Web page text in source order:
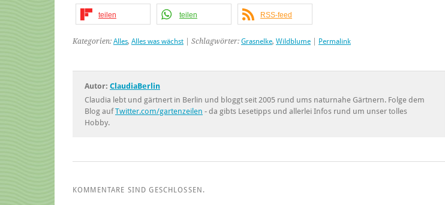
teilen teilen RSS-feed
Kategorien: Alles, Alles was wächst | Schlagwörter: Grasnelke, Wildblume Permalink
Autor: ClaudiaBerlin
Claudia lebt und gärtnert in Berlin und bloggt seit 2005 rund ums naturnahe Gärtnern. Folge dem
Blog aufTwitter.com/gartenzeilen - da gibts Lesetipps und allerlei Infos rund um unser tolles
Hobby.
KOMMENTARE SIND GESCHLOSSEN.